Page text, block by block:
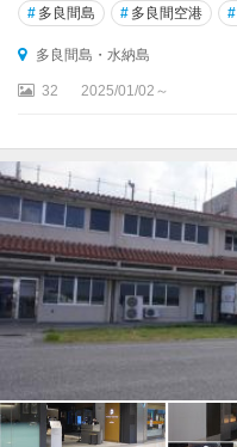
# 多良間島 # 多良間空港 #
多良間島・水納島
32 2025/01/02～